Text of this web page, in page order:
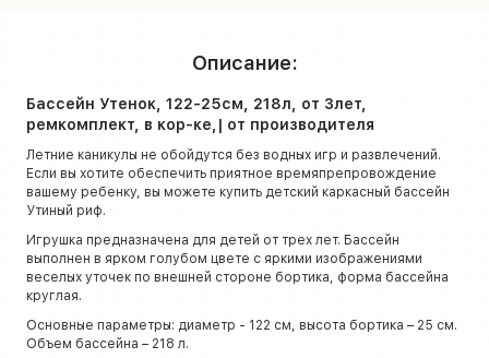
Описание:
Бассейн Утенок, 122-25см, 218л, от 3лет,
ремкомплект, в кор-ке,| от производителя
Летние каникулы не обойдутся без водных игр и развлечений.
Если вы хотите обеспечить приятное времяпрепровождение
вашему ребенку, вы можете купить детский каркасный бассейн
Утиный риф.
Игрушка предназначена для детей от трех лет. Бассейн
выполнен в ярком голубом цвете с яркими изображениями
веселых уточек по внешней стороне бортика, форма бассейна
круглая.
Основные параметры: диаметр - 122 см, высота бортика – 25 см.
Объем бассейна – 218 л.